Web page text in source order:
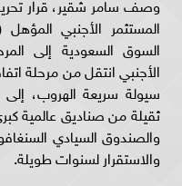
السوق السعودية إلى
سيولة سريعة الهروب،
والاستقرار لسنوات طويلة.